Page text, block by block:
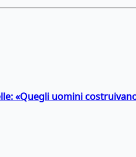
«Quegli uomini